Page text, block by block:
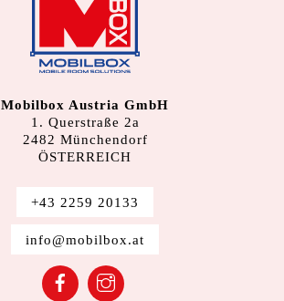
Mobilbox Austria GmbH
1. Querstraße 2a
2482 Münchendorf
ÖSTERREICH
+43 2259 20133
info@mobilbox.at
Facebook